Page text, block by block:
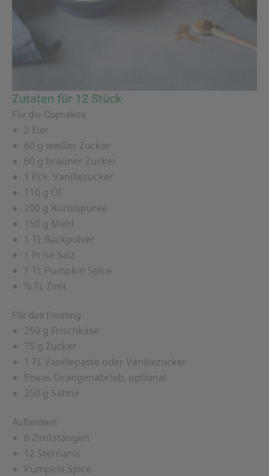
Zutaten für 12 Stück
Für die Cupcakes
2 Eier
60 g weißer Zucker
60 g brauner Zucker
1 Pck. Vanillezucker
110 g Öl
200 g Kürbispüree
150 g Mehl
1 TL Backpulver
1 Prise Salz
1 TL Pumpkin Spice
½ TL Zimt
Für das Frosting
250 g Frischkäse
75 g Zucker
1 TL Vanillepaste oder Vanillezucker
Etwas Orangenabrieb, optional
250 g Sahne
Außerdem
6 Zimtstangen
12 Sternanis
Pumpkin Spice